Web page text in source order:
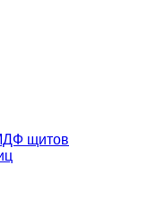
щитов